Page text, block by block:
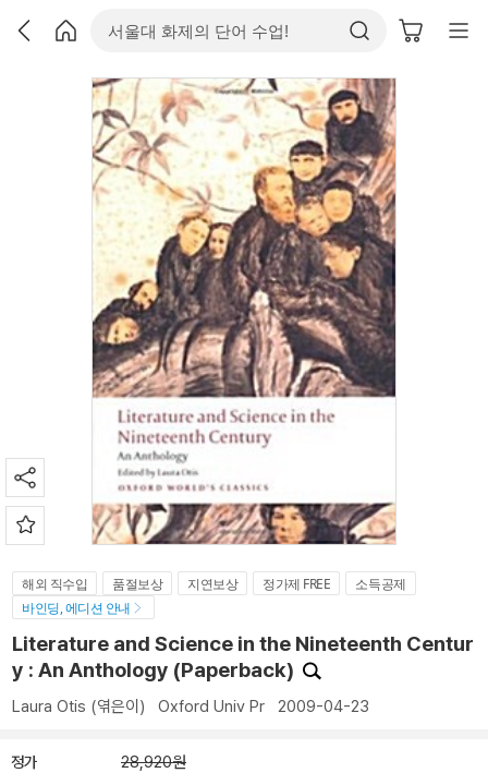
해외 직수입 품절보상 지연보상 정가제 FREE
소득공제
바인딩, 에디션 안내
Literature and Science in the Nineteenth Centur
y : An Anthology (Paperback)
Laura Otis (엮은이) Oxford Univ Pr 2009-04-23
정가 28,920원